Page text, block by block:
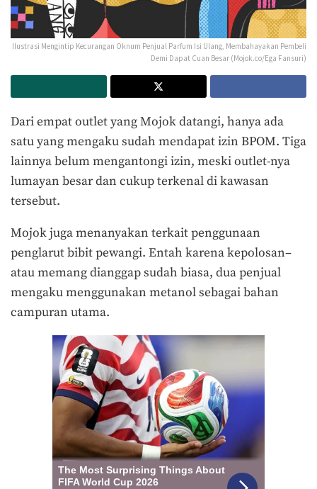
Ilustrasi Mengintip Kecurangan Oknum Penjual Parfum Isi Ulang, Membahayakan Pembeli
Demi Dapat Cuan Besar (Mojok.co/Ega Fansuri)
Dari empat outlet yang Mojok datangi, hanya ada
satu yang mengaku sudah mendapat izin BPOM. Tiga
lainnya belum mengantongi izin, meski outlet-nya
lumayan besar dan cukup terkenal di kawasan
tersebut.
Mojok juga menanyakan terkait penggunaan
penglarut bibit pewangi. Entah karena kepolosan–
atau memang dianggap sudah biasa, dua penjual
mengaku menggunakan metanol sebagai bahan
campuran utama.